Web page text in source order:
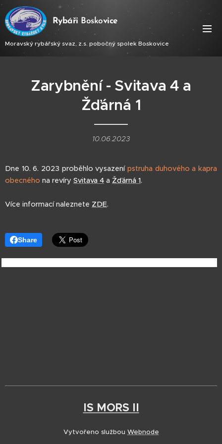
Rybáři Boskovice
Moravský rybářský svaz, z.s. pobočný spolek Boskovice
Zarybnění - Svitava 4 a
Žďárná 1
10.06.2023
Dne 10. 6. 2023 proběhlo vysazení pstruha duhového a kapra
obecného na revíry Svitava 4 a Žďárná 1.
Více informací naleznete ZDE.
Share
IS MORS II
Vytvořeno službou Webnode